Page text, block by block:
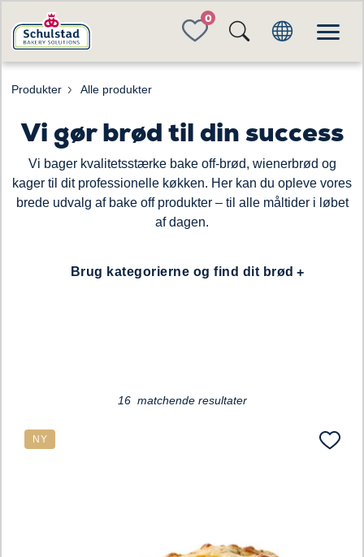
FAVORITES
Produkter Alle produkter
Vi gør brød til din success
Vi bager kvalitetsstærke bake off-brød, wienerbrød og
kager til dit professionelle køkken. Her kan du opleve vores
brede udvalg af bake off produkter – til alle måltider i løbet
af dagen.
Brug kategorierne og find dit brød
16 matchende resultater
NY